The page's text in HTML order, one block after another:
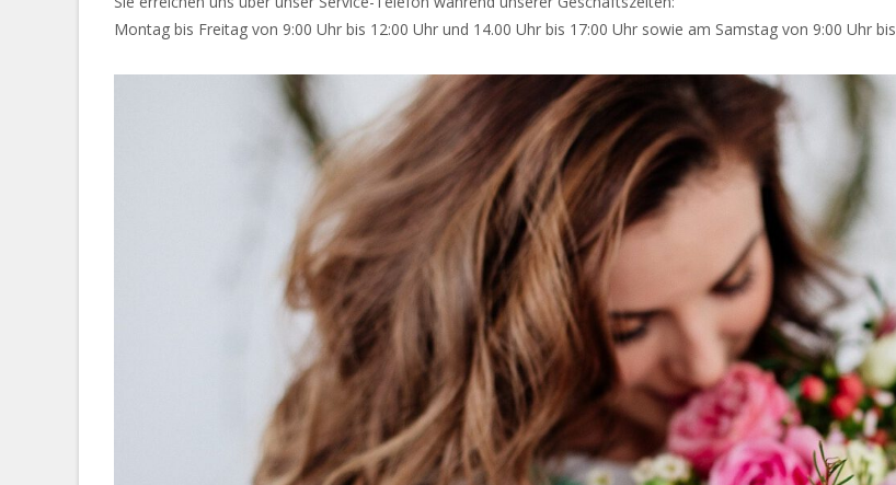
Montag bis Freitag von 9:00 Uhr bis 12:00 Uhr und 14.00 Uhr bis 17:00 Uhr sowie am Samstag von 9:00 Uhr